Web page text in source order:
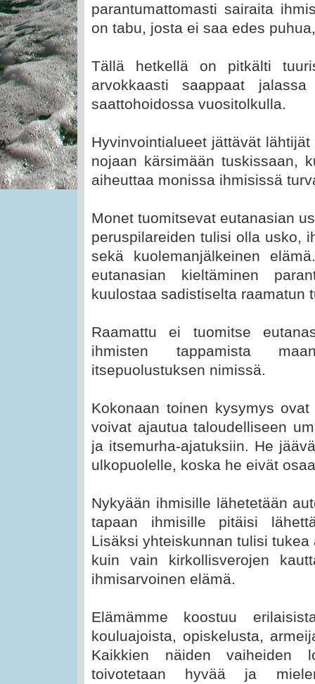
parantumattomasti sairaita
on tabu, josta ei saa edes
Tällä hetkellä on pitkälti
arvokkaasti saappaat
saattohoidossa vuositolkulla.
Hyvinvointialueet jättävät
nojaan kärsimään tuskissaan,
aiheuttaa monissa ihmisissä
Monet tuomitsevat eutanasian
peruspilareiden tulisi olla usko,
sekä kuolemanjälkeinen
eutanasian kieltäminen
kuulostaa sadistiselta raamatun
Raamattu ei tuomitse
ihmisten tappamista
itsepuolustuksen nimissä.
Kokonaan toinen kysymys
voivat ajautua taloudelliseen
ja itsemurha-ajatuksiin. He
ulkopuolelle, koska he eivät
Nykyään ihmisille lähetetään
tapaan ihmisille pitäisi
Lisäksi yhteiskunnan tulisi
kuin vain kirkollisverojen
ihmisarvoinen elämä.
Elämämme koostuu
kouluajoista, opiskelusta,
Kaikkien näiden vaiheiden
toivotetaan hyvää ja